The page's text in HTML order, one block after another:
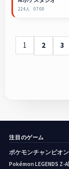
224人 07:00
1 2 3
注目のゲーム
ポケモンチャンピオ
Pokémon LEGENDS Z-